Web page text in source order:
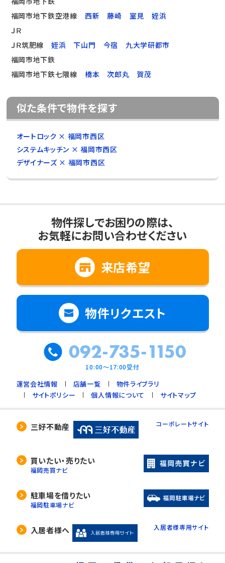
福岡市地下鉄空港線
西新 藤崎 室見
姪浜
ＪＲ
ＪＲ筑肥線
姪浜 下山門 今宿
九大学研都市
福岡市地下鉄
福岡市地下鉄七隈線
橋本 次郎丸 賀茂
似た条件で物件を探す
オートロック × 福岡市西区
システムキッチン × 福岡市西区
デザイナーズ × 福岡市西区
物件探しでお困りの際は、
お気軽にお問い合わせください
来店希望
物件リクエスト
092-735-1150
10:00～17:00受付
運営会社情報 店舗一覧
物件ライブラリ
サイトポリシー
個人情報について サイトマップ
三好不動産 コーポレートサイト
買いたい・売りたい
福岡売買ナビ
駐車場を借りたい
福岡駐車場ナビ
入居者様へ 入居者様専用サイト